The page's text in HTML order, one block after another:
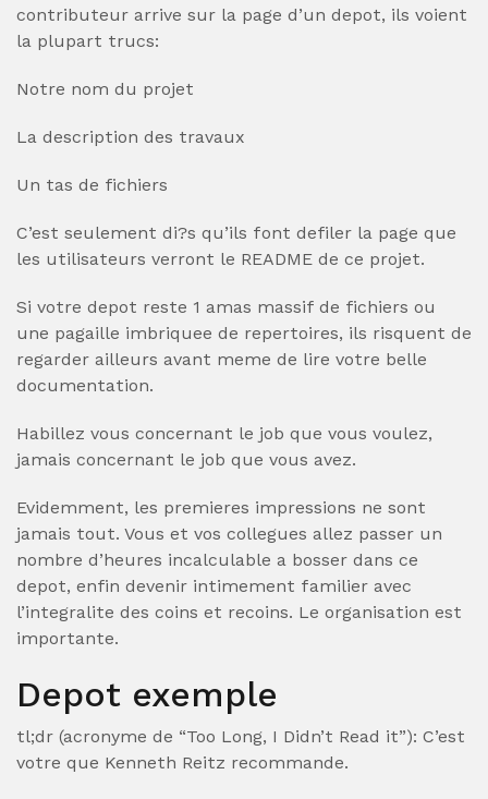
contributeur arrive sur la page d’un depot, ils voient
la plupart trucs:
Notre nom du projet
La description des travaux
Un tas de fichiers
C’est seulement di?s qu’ils font defiler la page que
les utilisateurs verront le README de ce projet.
Si votre depot reste 1 amas massif de fichiers ou
une pagaille imbriquee de repertoires, ils risquent de
regarder ailleurs avant meme de lire votre belle
documentation.
Habillez vous concernant le job que vous voulez,
jamais concernant le job que vous avez.
Evidemment, les premieres impressions ne sont
jamais tout. Vous et vos collegues allez passer un
nombre d’heures incalculable a bosser dans ce
depot, enfin devenir intimement familier avec
l’integralite des coins et recoins. Le organisation est
importante.
Depot exemple
tl;dr (acronyme de “Too Long, I Didn’t Read it”): C’est
votre que Kenneth Reitz recommande.